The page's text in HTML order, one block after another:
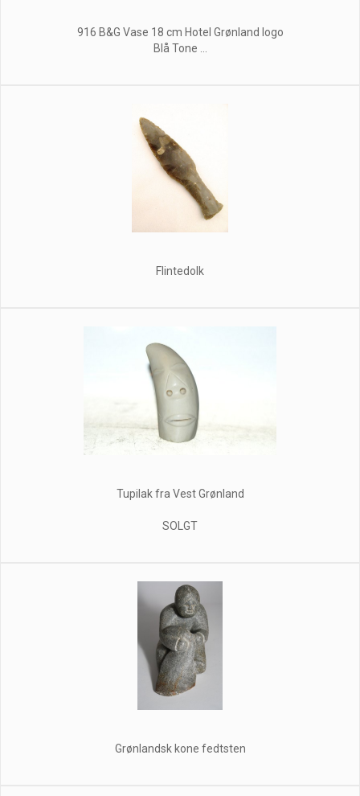
916 B&G Vase 18 cm Hotel Grønland logo
Blå Tone ...
Flintedolk
Tupilak fra Vest Grønland
SOLGT
Grønlandsk kone fedtsten